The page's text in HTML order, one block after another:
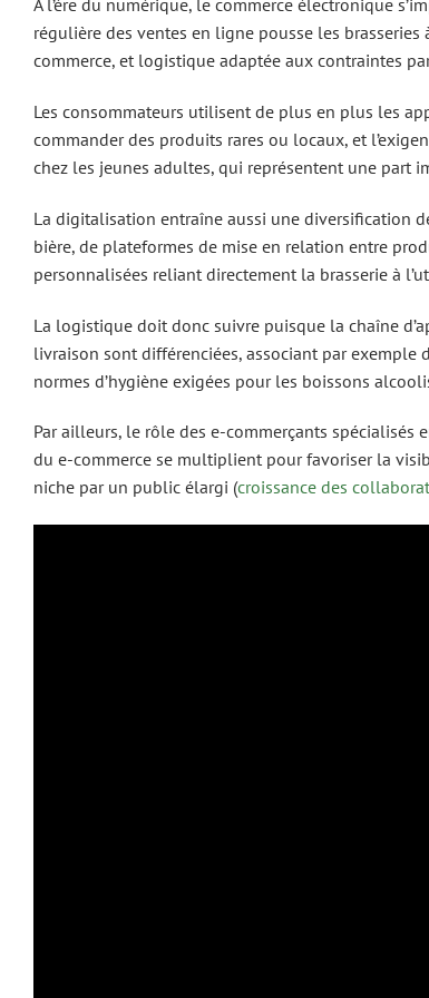
À l’ère du numérique, le commerce électronique
régulière des ventes en ligne pousse les
commerce, et logistique adaptée aux contraintes
Les consommateurs utilisent de plus en plus les
commander des produits rares ou locaux, et
chez les jeunes adultes, qui représentent une part
La digitalisation entraîne aussi une diversification
bière, de plateformes de mise en relation entre
personnalisées reliant directement la brasserie à
La logistique doit donc suivre puisque la chaîne
livraison sont différenciées, associant par exemple
normes d’hygiène exigées pour les boissons
Par ailleurs, le rôle des e-commerçants spécialisés
du e-commerce se multiplient pour favoriser la
niche par un public élargi (croissance des